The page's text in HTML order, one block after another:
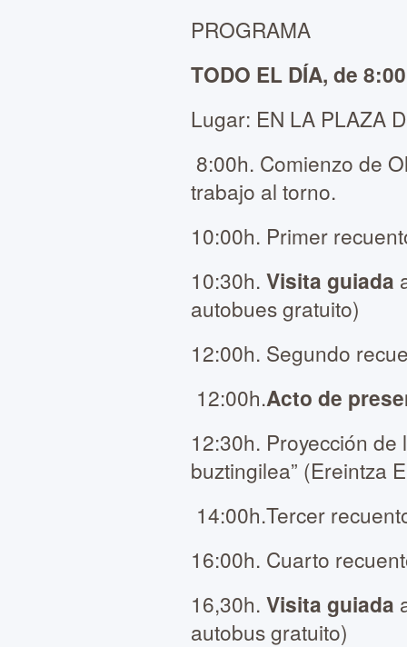
PROGRAMA
TODO EL DÍA, de
Lugar: EN LA PLAZA
8:00h. Comienzo de
trabajo al torno.
10:00h. Primer
10:30h. Visita guiada
autobues gratuito)
12:00h. Segundo
12:00h.Acto de
12:30h. Proyección
buztingilea” (Ereintza
14:00h.Tercer
16:00h. Cuarto
16,30h. Visita guiada
autobus gratuito)